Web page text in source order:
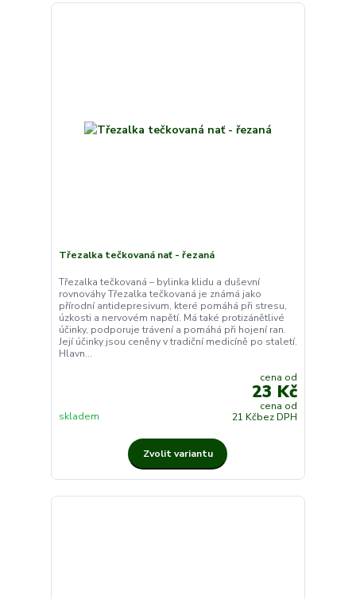
Třezalka tečkovaná nať - řezaná
Třezalka tečkovaná – bylinka klidu a duševní
rovnováhy Třezalka tečkovaná je známá jako
přírodní antidepresivum, které pomáhá při stresu,
úzkosti a nervovém napětí. Má také protizánětlivé
účinky, podporuje trávení a pomáhá při hojení ran.
Její účinky jsou ceněny v tradiční medicíně po staletí.
Hlavn...
cena od
23 Kč
cena od
21 Kčbez DPH
skladem
Zvolit variantu